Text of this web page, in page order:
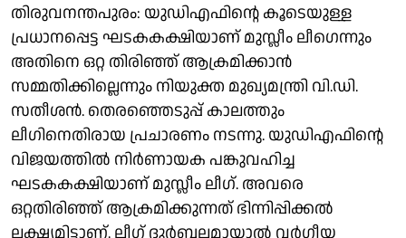
തിരുവനന്തപുരം: യുഡിഎഫിന്റെ കൂടെയുള്ള
പ്രധാനപ്പെട്ട ഘടകകക്ഷിയാണ് മുസ്ലീം ലീ​ഗെന്നും
അതിനെ ഒറ്റ തിരിഞ്ഞ് ആക്രമിക്കാൻ
സമ്മതിക്കില്ലെന്നും നിയുക്ത മുഖ്യമന്ത്രി വി.ഡി.
സതീശൻ. തെരഞ്ഞെടുപ്പ് കാലത്തും
ലീഗിനെതിരായ പ്രചാരണം നടന്നു. യുഡിഎഫിന്റെ
വിജയത്തിൽ നിർണായക പങ്കുവഹിച്ച
ഘടകകക്ഷിയാണ് മുസ്ലീം ലീഗ്. അവരെ
ഒറ്റതിരിഞ്ഞ് ആക്രമിക്കുന്നത് ഭിന്നിപ്പിക്കൽ
ലക്ഷ്യമിട്ടാണ്. ലീഗ് ദുർബലമായാൽ വർഗീയ